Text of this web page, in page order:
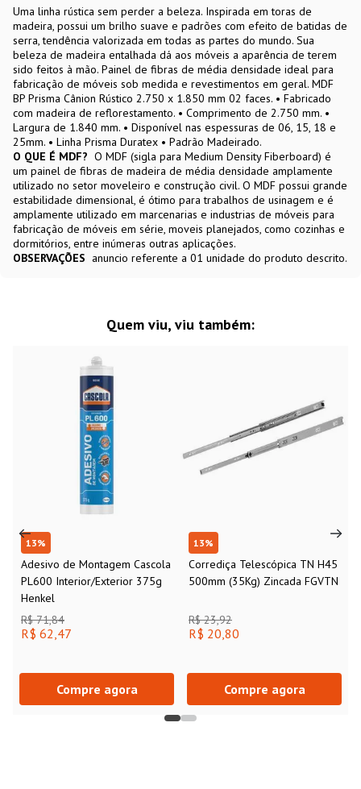
Uma linha rústica sem perder a beleza. Inspirada em toras de
madeira, possui um brilho suave e padrões com efeito de batidas de
serra, tendência valorizada em todas as partes do mundo. Sua
beleza de madeira entalhada dá aos móveis a aparência de terem
sido feitos à mão. Painel de fibras de média densidade ideal para
fabricação de móveis sob medida e revestimentos em geral. MDF
BP Prisma Cânion Rústico 2.750 x 1.850 mm 02 faces. • Fabricado
com madeira de reflorestamento. • Comprimento de 2.750 mm. •
Largura de 1.840 mm. • Disponível nas espessuras de 06, 15, 18 e
25mm. • Linha Prisma Duratex • Padrão Madeirado.
O QUE É MDF? O MDF (sigla para Medium Density Fiberboard) é
um painel de fibras de madeira de média densidade amplamente
utilizado no setor moveleiro e construção civil. O MDF possui grande
estabilidade dimensional, é ótimo para trabalhos de usinagem e é
amplamente utilizado em marcenarias e industrias de móveis para
fabricação de móveis em série, moveis planejados, como cozinhas e
dormitórios, entre inúmeras outras aplicações.
OBSERVAÇÕES anuncio referente a 01 unidade do produto descrito.
Quem viu, viu também:
13%
Adesivo de Montagem Cascola
PL600 Interior/Exterior 375g
Henkel
R$ 71,84
R$ 62,47
Compre agora
13%
Corrediça Telescópica TN H45
500mm (35Kg) Zincada FGVTN
R$ 23,92
R$ 20,80
Compre agora